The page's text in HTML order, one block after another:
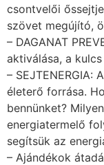
csontvelői
szövet megújító,
– DAGANAT
aktiválása, a
– SEJTENERGIA:
életerő forrása.
bennünket?
energiatermelő
segítsük az
– Ajándékok